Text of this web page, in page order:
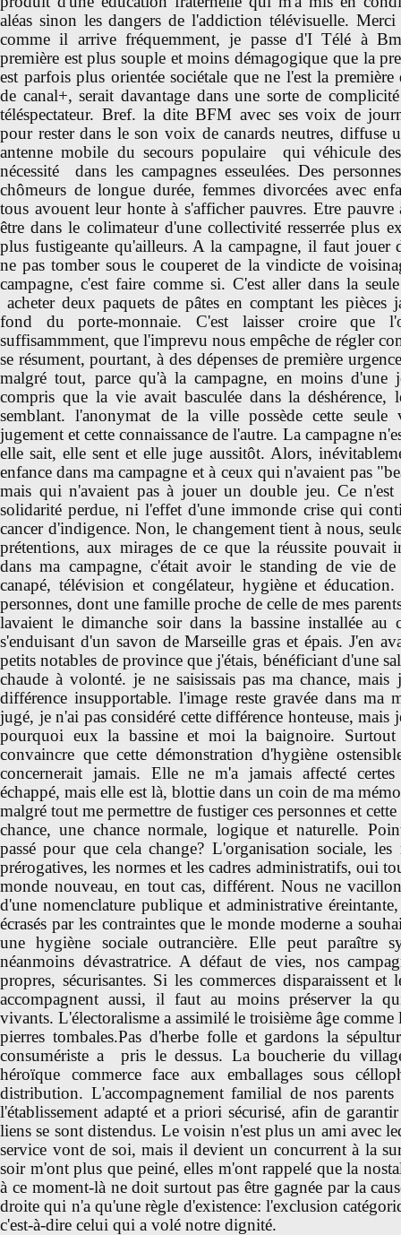
aléas sinon les dangers de l'addiction télévisuelle.
comme il arrive fréquemment, je passe d'I Télé à
première est plus souple et moins démagogique que la
est parfois plus orientée sociétale que ne l'est la première
de canal+, serait davantage dans une sorte de
téléspectateur. Bref. la dite BFM avec ses voix de
pour rester dans le son voix de canards neutres, diffuse
antenne mobile du secours populaire qui véhicule
nécessité dans les campagnes esseulées. Des
chômeurs de longue durée, femmes divorcées avec
tous avouent leur honte à s'afficher pauvres. Etre pauvre
être dans le colimateur d'une collectivité resserrée plus
plus fustigeante qu'ailleurs. A la campagne, il faut jouer
ne pas tomber sous le couperet de la vindicte de
campagne, c'est faire comme si. C'est aller dans la
acheter deux paquets de pâtes en comptant les pièces
fond du porte-monnaie. C'est laisser croire
suffisammment, que l'imprevu nous empêche de régler
se résument, pourtant, à des dépenses de première
malgré tout, parce qu'à la campagne, en moins d'une
compris que la vie avait basculée dans la
semblant. l'anonymat de la ville possède cette seule
jugement et cette connaissance de l'autre. La campagne
elle sait, elle sent et elle juge aussitôt. Alors,
enfance dans ma campagne et à ceux qui n'avaient pas
mais qui n'avaient pas à jouer un double jeu. Ce
solidarité perdue, ni l'effet d'une immonde crise qui
cancer d'indigence. Non, le changement tient à nous,
prétentions, aux mirages de ce que la réussite pouvait
dans ma campagne, c'était avoir le standing de vie de
canapé, télévision et congélateur, hygiène et
personnes, dont une famille proche de celle de mes
lavaient le dimanche soir dans la bassine installée au
s'enduisant d'un savon de Marseille gras et épais. J'en
petits notables de province que j'étais, bénéficiant d'une
chaude à volonté. je ne saisissais pas ma chance,
différence insupportable. l'image reste gravée dans ma
jugé, je n'ai pas considéré cette différence honteuse, mais
pourquoi eux la bassine et moi la baignoire.
convaincre que cette démonstration d'hygiène
concernerait jamais. Elle ne m'a jamais affecté
échappé, mais elle est là, blottie dans un coin de ma
malgré tout me permettre de fustiger ces personnes et
chance, une chance normale, logique et naturelle.
passé pour que cela change? L'organisation sociale, les
prérogatives, les normes et les cadres administratifs, oui
monde nouveau, en tout cas, différent. Nous ne
d'une nomenclature publique et administrative
écrasés par les contraintes que le monde moderne a
une hygiène sociale outrancière. Elle peut paraître
néanmoins dévastratrice. A défaut de vies, nos
propres, sécurisantes. Si les commerces disparaissent
accompagnent aussi, il faut au moins préserver la
vivants. L'électoralisme a assimilé le troisième âge comme
pierres tombales.Pas d'herbe folle et gardons la
consumériste a pris le dessus. La boucherie du
héroïque commerce face aux emballages sous
distribution. L'accompagnement familial de nos parents
l'établissement adapté et a priori sécurisé, afin de
liens se sont distendus. Le voisin n'est plus un ami avec
service vont de soi, mais il devient un concurrent à la
soir m'ont plus que peiné, elles m'ont rappelé que la
à ce moment-là ne doit surtout pas être gagnée par la
droite qui n'a qu'une règle d'existence: l'exclusion
c'est-à-dire celui qui a volé notre dignité.